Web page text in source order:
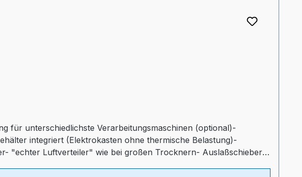
für unterschiedlichste Verarbeitungsmaschinen (optional)-
integriert (Elektrokasten ohne thermische Belastung)-
"echter Luftverteiler" wie bei großen Trocknern- Auslaßschieber-